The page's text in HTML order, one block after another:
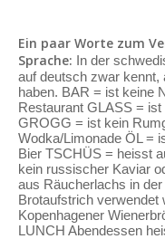
Ein paar Worte zum
Sprache: In der
auf deutsch zwar kennt,
haben. BAR = ist keine
Restaurant GLASS =
GROGG = ist kein
Wodka/Limonade ÖL =
Bier TSCHÜS = heisst
kein russischer Kaviar
aus Räucherlachs in
Brotaufstrich verwendet
Kopenhagener
LUNCH Abendessen